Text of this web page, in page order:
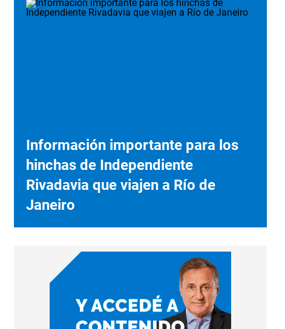
Información importante para los
hinchas de Independiente
Rivadavia que viajen a Río de
Janeiro